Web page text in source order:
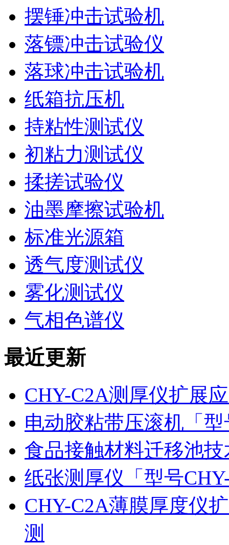
摆锤冲击试验机
落镖冲击试验仪
落球冲击试验机
纸箱抗压机
持粘性测试仪
初粘力测试仪
揉搓试验仪
油墨摩擦试验机
标准光源箱
透气度测试仪
雾化测试仪
气相色谱仪
最近更新
CHY-C2A测厚仪扩展
电动胶粘带压滚机「
食品接触材料迁移池
纸张测厚仪「型号
CHY-C2A薄膜厚度仪
测